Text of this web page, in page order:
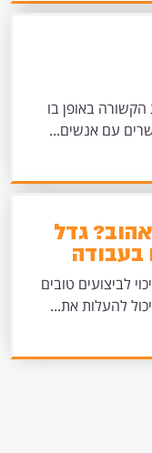
באופן בו
עם אנשים...
גדל
בעבודה
לביצועים טובים
להעלות את...